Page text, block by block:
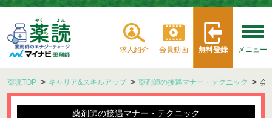
求人紹介 会員動画 無料登録 メニュー
薬読TOP キャリア&スキルアップ 薬剤師の接遇マナー・テクニック 会
薬剤師の接遇マナー・テクニック